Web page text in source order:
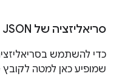
סריאליזציה של JSON
שמופיע כאן למטה לקובץ Gradle: